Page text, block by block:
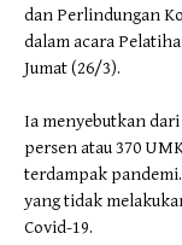
dan Perlindungan
dalam acara
Jumat (26/3).
Ia menyebutkan
persen atau 370
terdampak pandemi.
yang tidak
Covid-19.